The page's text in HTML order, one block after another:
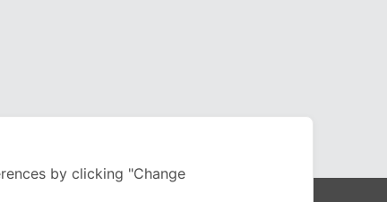
by clicking "Change